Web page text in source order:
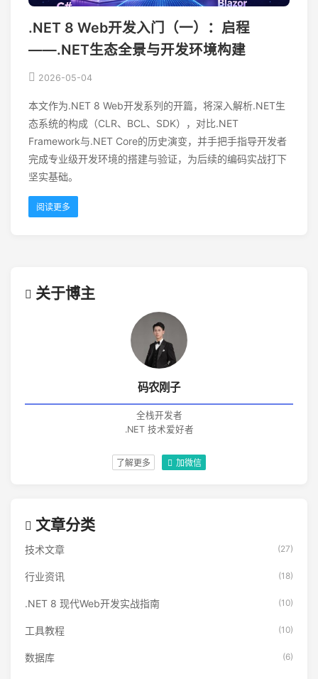
.NET 8 Web开发入门（一）：启程
——.NET生态全景与开发环境构建
2026-05-04
本文作为.NET 8 Web开发系列的开篇，将深入解析.NET生
态系统的构成（CLR、BCL、SDK），对比.NET
Framework与.NET Core的历史演变，并手把手指导开发者
完成专业级开发环境的搭建与验证，为后续的编码实战打下
坚实基础。
阅读更多
关于博主
码农刚子
全栈开发者
.NET 技术爱好者
了解更多 加微信
文章分类
技术文章 (27)
行业资讯 (18)
.NET 8 现代Web开发实战指南 (10)
工具教程 (10)
数据库 (6)